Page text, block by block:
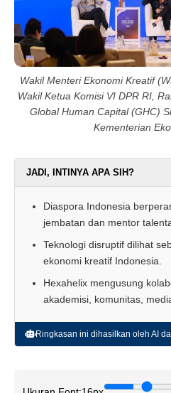
Wakil Menteri Ekonomi Kreatif
Wakil Ketua Komisi VI DPR RI,
Global Human Capital (GHC)
Kementerian
JADI, INTINYA APA SIH?
Diaspora Indonesia
jembatan dan mentor
Teknologi disruptif dilihat
ekonomi kreatif Indonesia.
Hexahelix mengusung
akademisi, komunitas,
Ringkasan ini dihasilkan oleh AI